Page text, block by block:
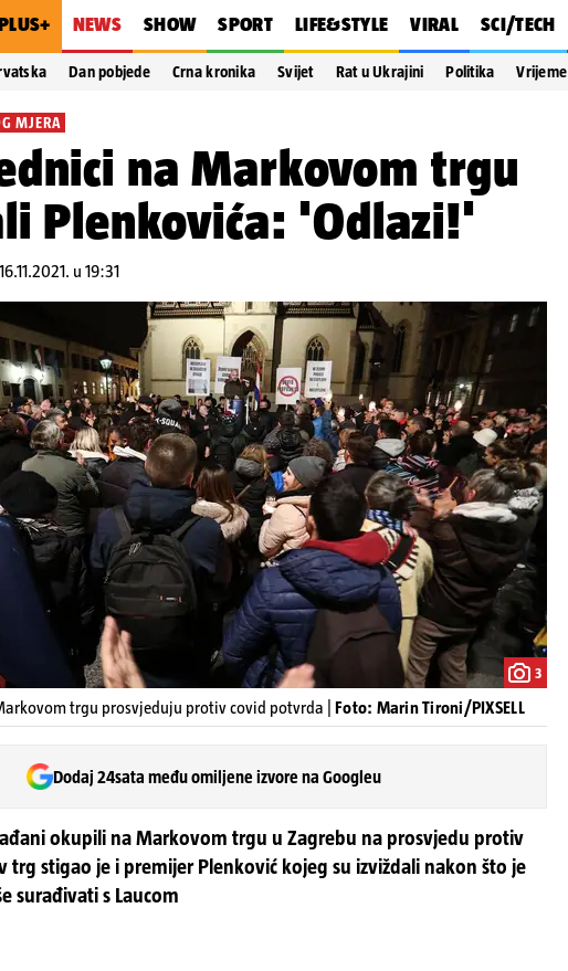
NEWS SHOW SPORT LIFE&STYLE VIRAL SCI/TECH
Dan pobjede Crna kronika Svijet Rat u Ukrajini Politika Vrijeme
MJERA
na Markovom trgu
Plenkovića: 'Odlazi!'
u 19:31
3
trgu prosvjeduju protiv covid potvrda | Foto: Marin Tironi/PIXSELL
Dodaj 24sata među omiljene izvore na Googleu
okupili na Markovom trgu u Zagrebu na prosvjedu protiv
trg stigao je i premijer Plenković kojeg su izviždali nakon što je
surađivati s Laucom